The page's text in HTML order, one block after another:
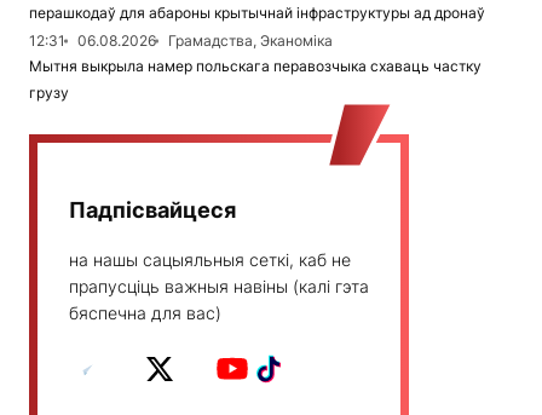
перашкодаў для абароны крытычнай інфраструктуры ад дронаў
12:31
06.08.2026
Грамадства, Эканоміка
Мытня выкрыла намер польскага перавозчыка схаваць частку
грузу
Падпісвайцеся
на нашы сацыяльныя сеткі, каб не
прапусціць важныя навіны (калі гэта
бяспечна для вас)